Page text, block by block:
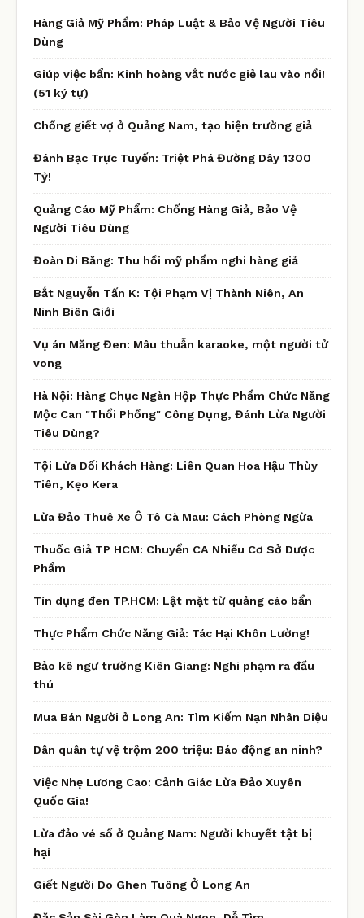
Hàng Giả Mỹ Phẩm: Pháp Luật & Bảo Vệ Người Tiêu
Dùng
Giúp việc bẩn: Kinh hoàng vắt nước giẻ lau vào nồi!
(51 ký tự)
Chồng giết vợ ở Quảng Nam, tạo hiện trường giả
Đánh Bạc Trực Tuyến: Triệt Phá Đường Dây 1300
Tỷ!
Quảng Cáo Mỹ Phẩm: Chống Hàng Giả, Bảo Vệ
Người Tiêu Dùng
Đoàn Di Băng: Thu hồi mỹ phẩm nghi hàng giả
Bắt Nguyễn Tấn K: Tội Phạm Vị Thành Niên, An
Ninh Biên Giới
Vụ án Măng Đen: Mâu thuẫn karaoke, một người tử
vong
Hà Nội: Hàng Chục Ngàn Hộp Thực Phẩm Chức Năng
Mộc Can "Thổi Phồng" Công Dụng, Đánh Lừa Người
Tiêu Dùng?
Tội Lừa Dối Khách Hàng: Liên Quan Hoa Hậu Thùy
Tiên, Kẹo Kera
Lừa Đảo Thuê Xe Ô Tô Cà Mau: Cách Phòng Ngừa
Thuốc Giả TP HCM: Chuyển CA Nhiều Cơ Sở Dược
Phẩm
Tín dụng đen TP.HCM: Lật mặt từ quảng cáo bẩn
Thực Phẩm Chức Năng Giả: Tác Hại Khôn Lường!
Bảo kê ngư trường Kiên Giang: Nghi phạm ra đầu
thú
Mua Bán Người ở Long An: Tìm Kiếm Nạn Nhân Diệu
Dân quân tự vệ trộm 200 triệu: Báo động an ninh?
Việc Nhẹ Lương Cao: Cảnh Giác Lừa Đảo Xuyên
Quốc Gia!
Lừa đảo vé số ở Quảng Nam: Người khuyết tật bị
hại
Giết Người Do Ghen Tuông Ở Long An